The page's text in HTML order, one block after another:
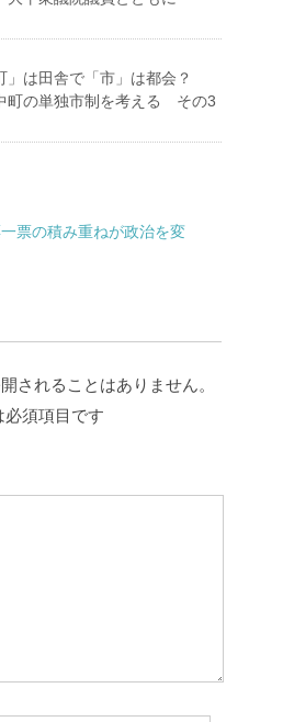
」は田舎で「市」は都会？
町の単独市制を考える その3
票の積み重ねが政治を変
されることはありません。
必須項目です